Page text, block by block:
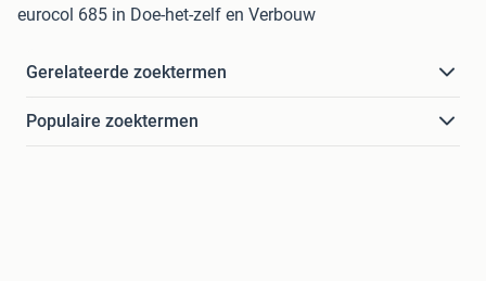
eurocol 685 in Doe-het-zelf en Verbouw
Gerelateerde zoektermen
Populaire zoektermen